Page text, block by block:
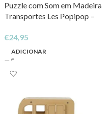
Puzzle com Som em Madeira
Transportes Les Popipop –
€24,95
ADICIONAR